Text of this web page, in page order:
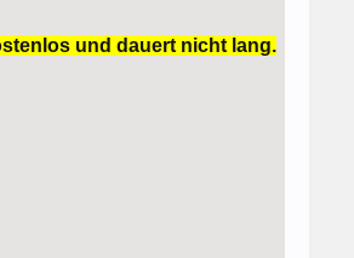
und dauert nicht lang.